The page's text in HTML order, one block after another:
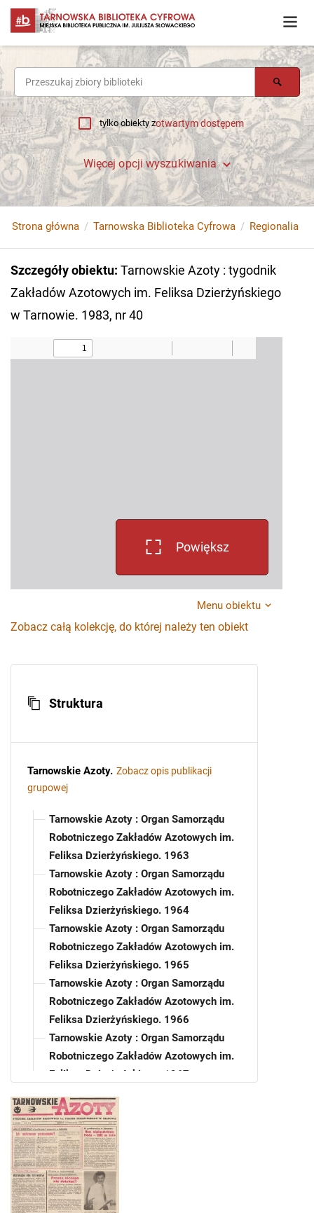
tylko obiekty zotwartym dostępem
Więcej opcji wyszukiwania
Strona główna Tarnowska Biblioteka Cyfrowa Regionalia
Szczegóły obiektu: Tarnowskie Azoty : tygodnik
Zakładów Azotowych im. Feliksa Dzierżyńskiego
w Tarnowie. 1983, nr 40
Powiększ
Menu obiektu
Zobacz całą kolekcję, do której należy ten obiekt
Struktura
Tarnowskie Azoty. Zobacz opis publikacji
grupowej
Tarnowskie Azoty : Organ Samorządu
Robotniczego Zakładów Azotowych im.
Feliksa Dzierżyńskiego. 1963
Tarnowskie Azoty : Organ Samorządu
Robotniczego Zakładów Azotowych im.
Feliksa Dzierżyńskiego. 1964
Tarnowskie Azoty : Organ Samorządu
Robotniczego Zakładów Azotowych im.
Feliksa Dzierżyńskiego. 1965
Tarnowskie Azoty : Organ Samorządu
Robotniczego Zakładów Azotowych im.
Feliksa Dzierżyńskiego. 1966
Tarnowskie Azoty : Organ Samorządu
Robotniczego Zakładów Azotowych im.
Feliksa Dzierżyńskiego. 1967
Robotniczego Zakładów Azotowych im.
Feliksa Dzierżyńskiego. 1968
Tarnowskie Azoty : Organ Samorządu
Robotniczego Zakładów Azotowych im.
Feliksa Dzierżyńskiego. 1969
Tarnowskie Azoty : Organ Samorządu